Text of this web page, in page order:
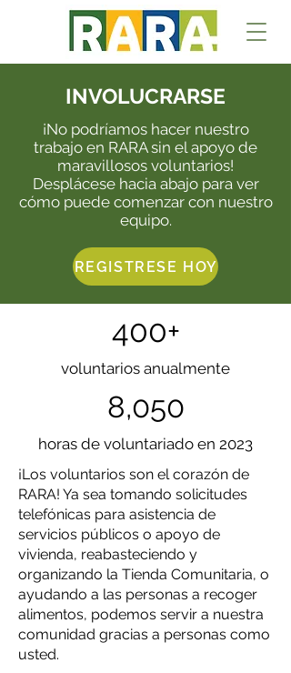
INVOLUCRARSE
¡No podríamos hacer nuestro
trabajo en RARA sin el apoyo de
maravillosos voluntarios!
Desplácese hacia abajo para ver
cómo puede comenzar con nuestro
equipo.
REGISTRESE HOY
400+
voluntarios anualmente
8,050
horas de voluntariado en 2023
¡Los voluntarios son el corazón de
RARA! Ya sea tomando solicitudes
telefónicas para asistencia de
servicios públicos o apoyo de
vivienda, reabasteciendo y
organizando la Tienda Comunitaria, o
ayudando a las personas a recoger
alimentos, podemos servir a nuestra
comunidad gracias a personas como
usted.